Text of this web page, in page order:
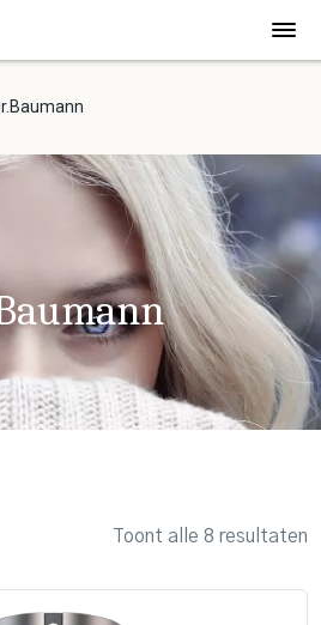
Toont alle 8 resultaten